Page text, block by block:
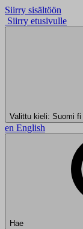
Siirry sisältöön
Siirry etusivulle
Valittu kieli: Suomi fi
en English
Hae